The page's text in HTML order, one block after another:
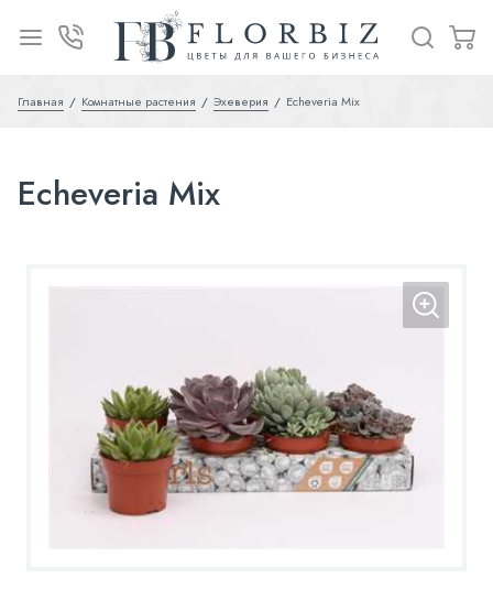
Главная Комнатные растения Эхеверия Echeveria Mix
Echeveria Mix